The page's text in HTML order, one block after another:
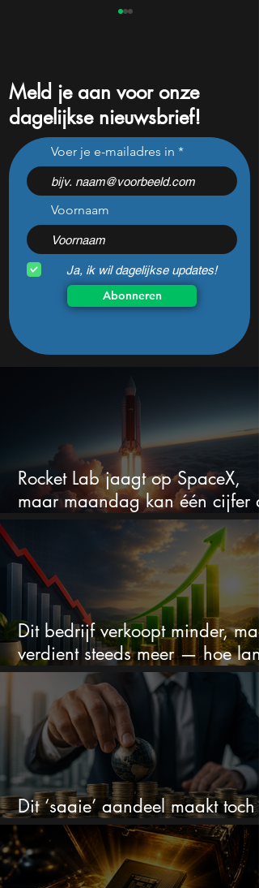
Europa wil zijn eigen
techmacht bouwen: dit kan
een grote beleggingstrend
worden
Meld je aan voor onze
dagelijkse nieuwsbrief!
Voer je e-mailadres in
Voornaam
Ja, ik wil dagelijkse updates!
Abonneren
Rocket Lab jaagt op SpaceX,
maar maandag kan één cijfer
droom doorprikken?
Dit bedrijf verkoopt minder,
verdient steeds meer — hoe
kan dit sprookje doorgaan?
Dit ‘saaie’ aandeel maakt toch
bizar veel winst